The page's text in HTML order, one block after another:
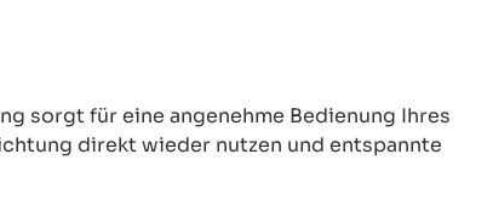
sorgt für eine angenehme Bedienung Ihres
direkt wieder nutzen und entspannte